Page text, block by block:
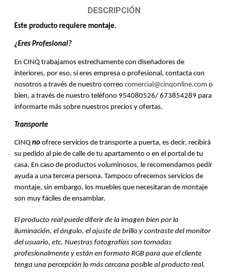
DESCRIPCIÓN
Este producto requiere montaje.
¿Eres Profesional?
En CINQ trabajamos estrechamente con diseñadores de
interiores, por eso, si eres empresa o profesional, contacta con
nosotros a través de nuestro correocomercial@cinqonline.com o
bien, a través de nuestro teléfono 954080526/ 673854289 para
informarte más sobre nuestros precios y ofertas.
Transporte
CINQno ofrece servicios de transporte a puerta, es decir, recibirá
su pedido al pie de calle de tu apartamento o en el portal de tu
casa. En caso de productos voluminosos, le recomendamos pedir
ayuda a una tercera persona. Tampoco ofrecemos servicios de
montaje, sin embargo, los muebles que necesitaran de montaje
son muy fáciles de ensamblar.
El producto real puede diferir de la imagen bien por la
iluminación, el ángulo, el ajuste de brillo y contraste del monitor
del usuario, etc. Nuestras fotografías son tomadas
profesionalmente y están en formato RGB para que el cliente
tenga una percepción lo más cercana posible al producto real.